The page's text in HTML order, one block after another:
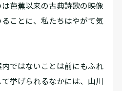
芭蕉以来の古典詩歌の映像
ことに、私たちはやがて気
ではないことは前にもふれ
挙げられるなかには、山川